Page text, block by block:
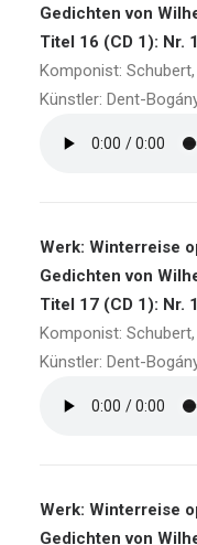
Gedichten von
Titel 16 (CD 1): Nr.
Komponist:
Künstler: Dent-
Werk: Winterreise
Gedichten von
Titel 17 (CD 1): Nr.
Komponist:
Künstler: Dent-
Werk: Winterreise
Gedichten von